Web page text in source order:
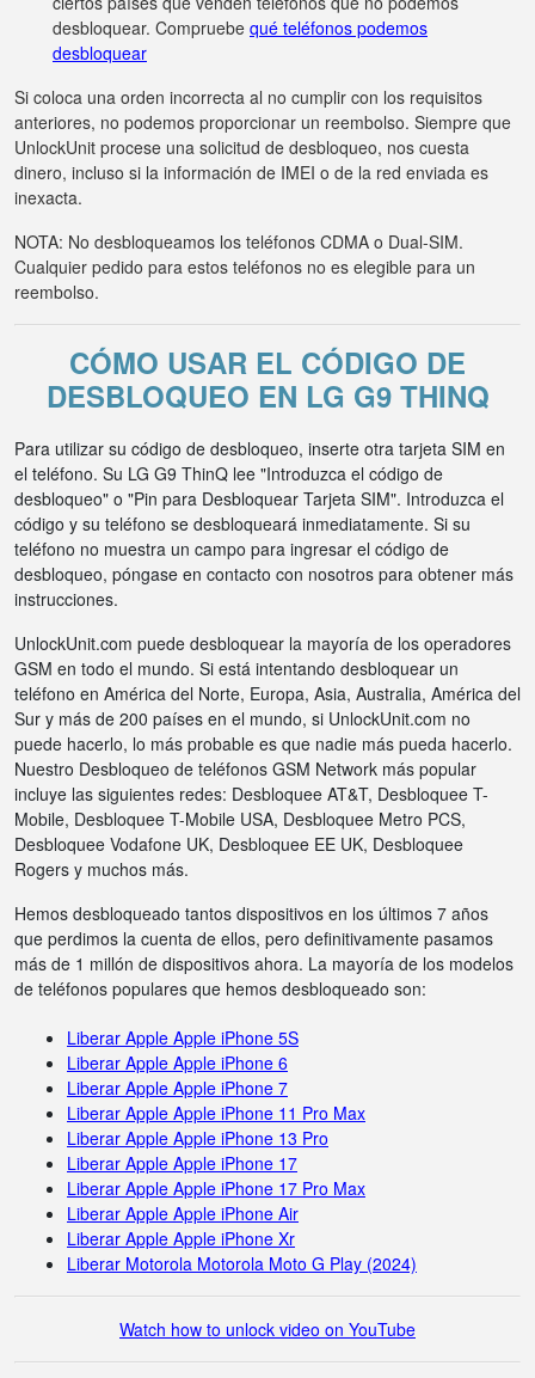
desbloquear. Compruebe qué teléfonos podemos
desbloquear
Si coloca una orden incorrecta al no cumplir con los requisitos
anteriores, no podemos proporcionar un reembolso. Siempre que
UnlockUnit procese una solicitud de desbloqueo, nos cuesta
dinero, incluso si la información de IMEI o de la red enviada es
inexacta.
NOTA: No desbloqueamos los teléfonos CDMA o Dual-SIM.
Cualquier pedido para estos teléfonos no es elegible para un
reembolso.
CÓMO USAR EL CÓDIGO DE
DESBLOQUEO EN LG G9 THINQ
Para utilizar su código de desbloqueo, inserte otra tarjeta SIM en
el teléfono. Su LG G9 ThinQ lee "Introduzca el código de
desbloqueo" o "Pin para Desbloquear Tarjeta SIM". Introduzca el
código y su teléfono se desbloqueará inmediatamente. Si su
teléfono no muestra un campo para ingresar el código de
desbloqueo, póngase en contacto con nosotros para obtener más
instrucciones.
UnlockUnit.com puede desbloquear la mayoría de los operadores
GSM en todo el mundo. Si está intentando desbloquear un
teléfono en América del Norte, Europa, Asia, Australia, América del
Sur y más de 200 países en el mundo, si UnlockUnit.com no
puede hacerlo, lo más probable es que nadie más pueda hacerlo.
Nuestro Desbloqueo de teléfonos GSM Network más popular
incluye las siguientes redes: Desbloquee AT&T, Desbloquee T-
Mobile, Desbloquee T-Mobile USA, Desbloquee Metro PCS,
Desbloquee Vodafone UK, Desbloquee EE UK, Desbloquee
Rogers y muchos más.
Hemos desbloqueado tantos dispositivos en los últimos 7 años
que perdimos la cuenta de ellos, pero definitivamente pasamos
más de 1 millón de dispositivos ahora. La mayoría de los modelos
de teléfonos populares que hemos desbloqueado son:
Liberar Apple Apple iPhone 5S
Liberar Apple Apple iPhone 6
Liberar Apple Apple iPhone 7
Liberar Apple Apple iPhone 11 Pro Max
Liberar Apple Apple iPhone 13 Pro
Liberar Apple Apple iPhone 17
Liberar Apple Apple iPhone 17 Pro Max
Liberar Apple Apple iPhone Air
Liberar Apple Apple iPhone Xr
Liberar Motorola Motorola Moto G Play (2024)
Watch how to unlock video on YouTube